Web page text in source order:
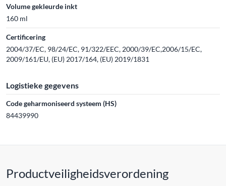
Volume gekleurde inkt
160 ml
Certificering
2004/37/EC, 98/24/EC, 91/322/EEC, 2000/39/EC,2006/15/EC,
2009/161/EU, (EU) 2017/164, (EU) 2019/1831
Logistieke gegevens
Code geharmoniseerd systeem (HS)
84439990
Productveiligheidsverordening